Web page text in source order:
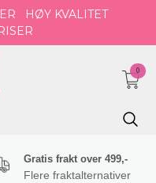
HØY KVALITET
0
Gratis frakt over 499,-
Flere fraktalternativer